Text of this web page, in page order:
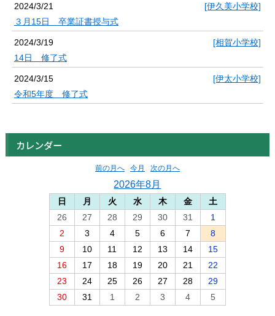
2024/3/21
[伊久美小学校]
３月15日 卒業証書授与式
2024/3/19
[相賀小学校]
14日 修了式
2024/3/15
[伊太小学校]
令和5年度 修了式
カレンダー
前の月へ 今月 次の月へ
2026年8月
日 月 火 水 木 金
土
26
27 28 29 30 31
1
2
3 4 5 6 7
8
9
10 11 12 13 14
15
16
17 18 19 20 21
22
23
24 25 26 27 28
29
30
31 1 2 3 4 5